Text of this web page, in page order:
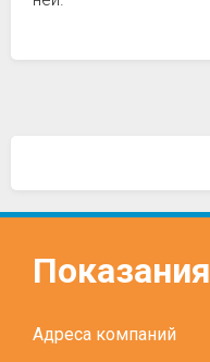
Показания
Адреса компаний